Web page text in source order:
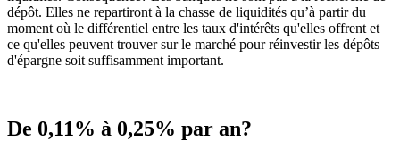
dépôt. Elles ne repartiront à la chasse de liquidités qu’à partir du
moment où le différentiel entre les taux d'intérêts qu'elles offrent et
ce qu'elles peuvent trouver sur le marché pour réinvestir les dépôts
d'épargne soit suffisamment important.
De 0,11% à 0,25% par an?